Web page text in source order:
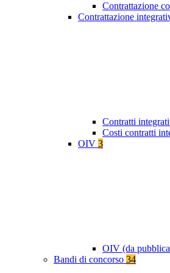
Contrattazione
Contrattazione
Contratti
Costi contratti
OIV 3
OIV (da
Bandi di concorso 34